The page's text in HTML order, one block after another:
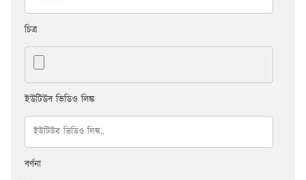
চিত্র
ইউটিউব ভিডিও লিঙ্ক
বর্ণনা